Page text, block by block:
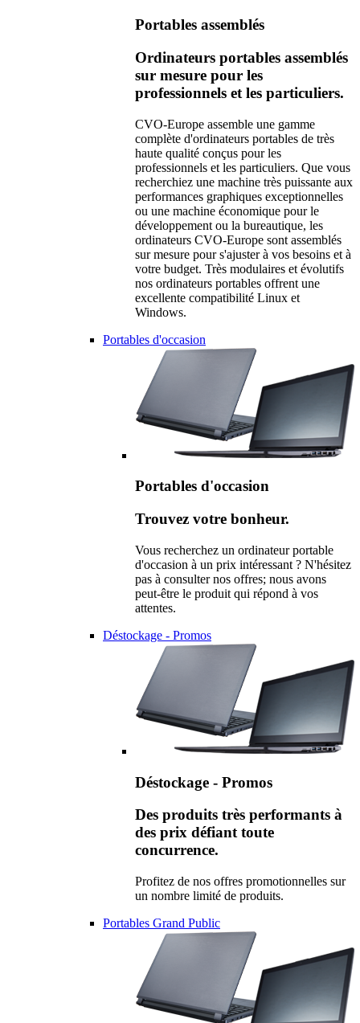
Portables assemblés
Ordinateurs portables assemblés
sur mesure pour les
professionnels et les particuliers.
CVO-Europe assemble une gamme
complète d'ordinateurs portables de très
haute qualité conçus pour les
professionnels et les particuliers. Que vous
recherchiez une machine très puissante aux
performances graphiques exceptionnelles
ou une machine économique pour le
développement ou la bureautique, les
ordinateurs CVO-Europe sont assemblés
sur mesure pour s'ajuster à vos besoins et à
votre budget. Très modulaires et évolutifs
nos ordinateurs portables offrent une
excellente compatibilité Linux et
Windows.
Portables d'occasion
Portables d'occasion
Trouvez votre bonheur.
Vous recherchez un ordinateur portable
d'occasion à un prix intéressant ? N'hésitez
pas à consulter nos offres; nous avons
peut-être le produit qui répond à vos
attentes.
Déstockage - Promos
Déstockage - Promos
Des produits très performants à
des prix défiant toute
concurrence.
Profitez de nos offres promotionnelles sur
un nombre limité de produits.
Portables Grand Public